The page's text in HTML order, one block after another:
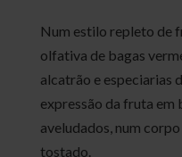
Num estilo repleto de
olfativa de bagas
alcatrão e especiarias
expressão da fruta em
aveludados, num
tostado.